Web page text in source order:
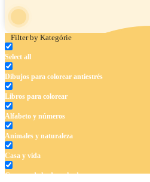
Filter by Kategórie
Select all
Dibujos para colorear antiestrés
Libros para colorear
Alfabeto y números
Animales y naturaleza
Casa y vida
Cuentos de hadas y hadas